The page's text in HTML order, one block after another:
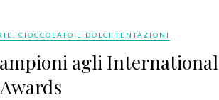
CIOCCOLATO E DOLCI TENTAZIONI
agli International